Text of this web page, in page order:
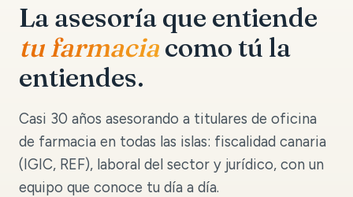
La asesoría que entiende
tu farmaciacomo tú la
entiendes.
Casi 30 años asesorando a titulares de oficina
de farmacia en todas las islas: fiscalidad canaria
(IGIC, REF), laboral del sector y jurídico, con un
equipo que conoce tu día a día.